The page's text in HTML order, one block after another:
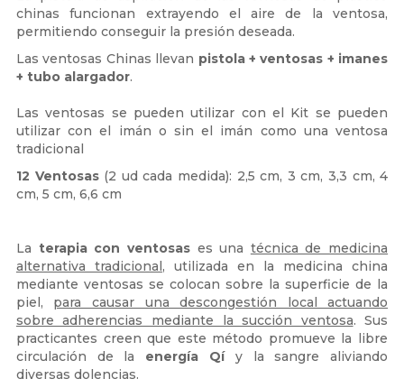
chinas funcionan extrayendo el aire de la ventosa,
permitiendo conseguir la presión deseada.
Las ventosas Chinas llevan pistola + ventosas + imanes
+ tubo alargador.
Las ventosas se pueden utilizar con el Kit se pueden
utilizar con el imán o sin el imán como una ventosa
tradicional
12 Ventosas(2 ud cada medida): 2,5 cm, 3 cm, 3,3 cm, 4
cm, 5 cm, 6,6 cm
La terapia con ventosases una técnica de medicina
alternativa tradicional, utilizada en la medicina china
mediante ventosas se colocan sobre la superficie de la
piel, para causar una descongestión local actuando
sobre adherencias mediante la succión ventosa. Sus
practicantes creen que este método promueve la libre
circulación de la energía Qíy la sangre aliviando
diversas dolencias.